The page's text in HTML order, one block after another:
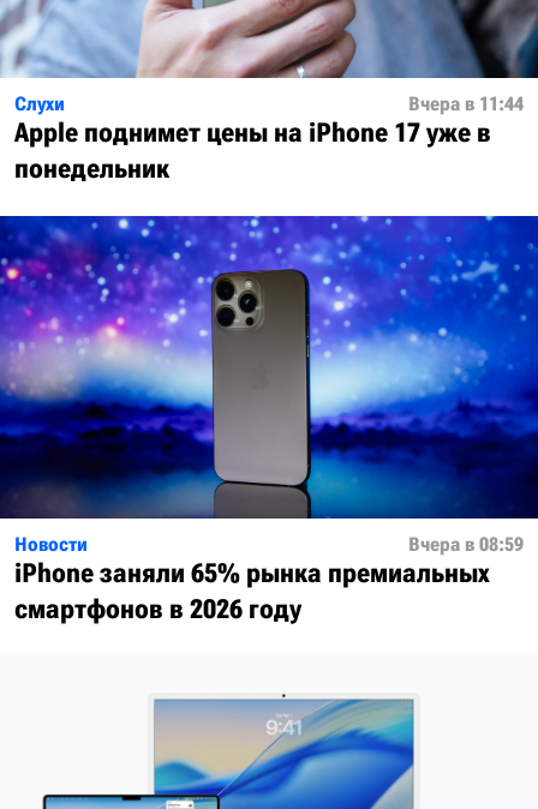
Слухи Вчера в 11:44
Apple поднимет цены на iPhone 17 уже в
понедельник
Новости Вчера в 08:59
iPhone заняли 65% рынка премиальных
смартфонов в 2026 году